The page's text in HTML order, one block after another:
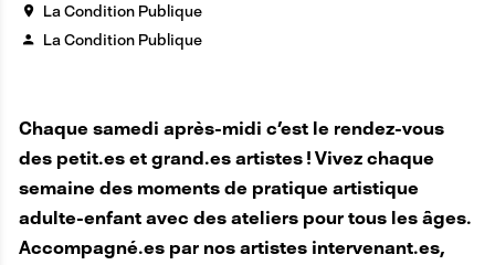
La Condition Publique
La Condition Publique
Chaque samedi après-midi c'est le rendez-vous
des petit.es et grand.es artistes ! Vivez chaque
semaine des moments de pratique artistique
adulte-enfant avec des ateliers pour tous les âges.
Accompagné.es par nos artistes intervenant.es,